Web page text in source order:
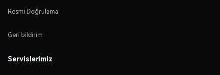
Resmi Doğrulama
Geri bildirim
Servislerimiz